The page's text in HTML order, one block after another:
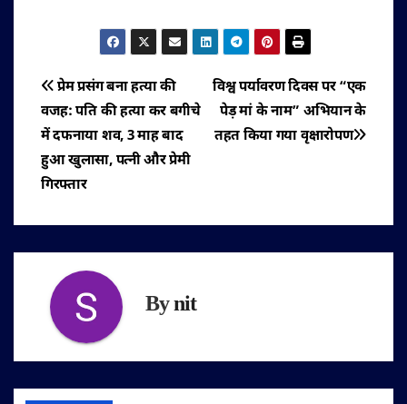
पोस्ट
नेविगेशन
विश्व पर्यावरण दिवस पर “एक
पेड़ मां के नाम” अभियान के
तहत किया गया वृक्षारोपण
प्रेम प्रसंग बना हत्या की
वजह: पति की हत्या कर बगीचे
में दफनाया शव, 3 माह बाद
हुआ खुलासा, पत्नी और प्रेमी
गिरफ्तार
Bynit